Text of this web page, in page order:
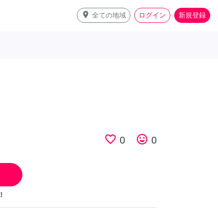
place 全ての地域 ログイン 新規登録
favorite_border 0 tag_faces 0